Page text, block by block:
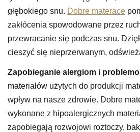
głębokiego snu. Dobre materace
zakłócenia spowodowane przez
przewracanie się podczas snu.
cieszyć się nieprzerwanym,
Zapobieganie alergiom i
materiałów użytych do produkcji
wpływ na nasze zdrowie. Dobre
wykonane z hipoalergicznych
zapobiegają rozwojowi roztoczy,